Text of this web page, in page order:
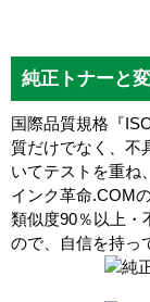
純正トナーと
国際品質規格『
質だけでなく、不
いてテストを重ね
インク革命.COM
類似度90％以上・
ので、自信を持っ